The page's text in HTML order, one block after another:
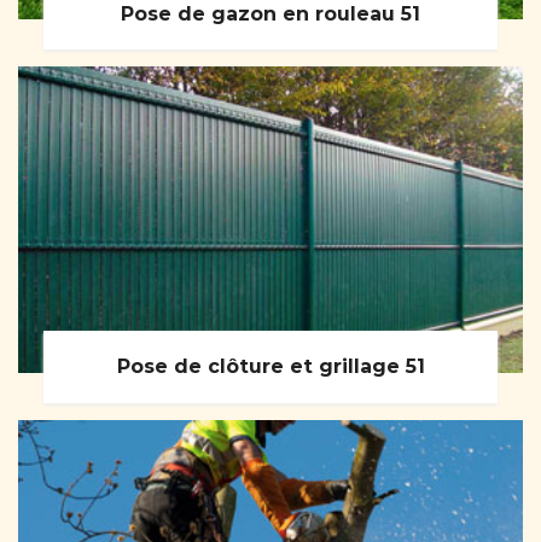
Pose de gazon en rouleau 51
Pose de clôture et grillage 51